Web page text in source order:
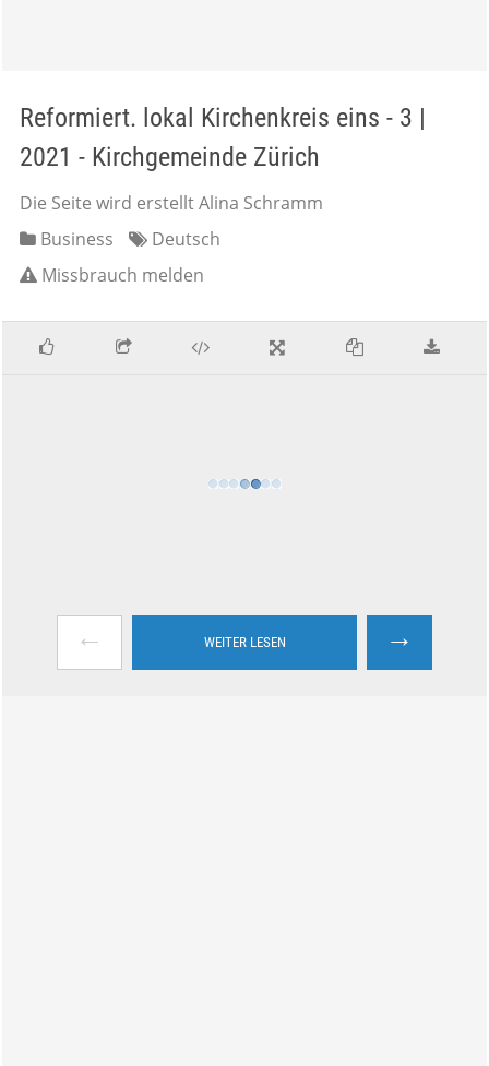
Reformiert. lokal Kirchenkreis eins - 3 |
2021 - Kirchgemeinde Zürich
Die Seite wird erstellt Alina Schramm
Business
Deutsch
Missbrauch melden
← WEITER LESEN →